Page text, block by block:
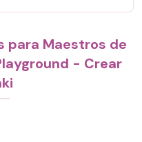
para Maestros de
- Crear